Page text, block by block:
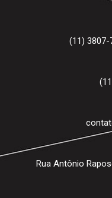
(11)
Rua Antônio